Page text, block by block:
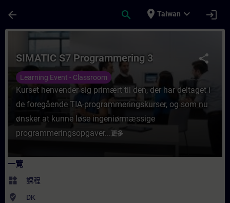
arrow_back search place Taiwan expand_more login
課程 - SIMATIC S7 Programmering 3 - 培
share
SIMATIC S7 Programmering 3
Learning Event - Classroom
Kurset henvender sig primært til den, der har deltaget i
de foregående TIA-programmeringskurser, og som nu
ønsker at kunne løse ingeniørmæssige
programmeringsopgaver...更多
一覽
widgets 課程
where_to_vote DK